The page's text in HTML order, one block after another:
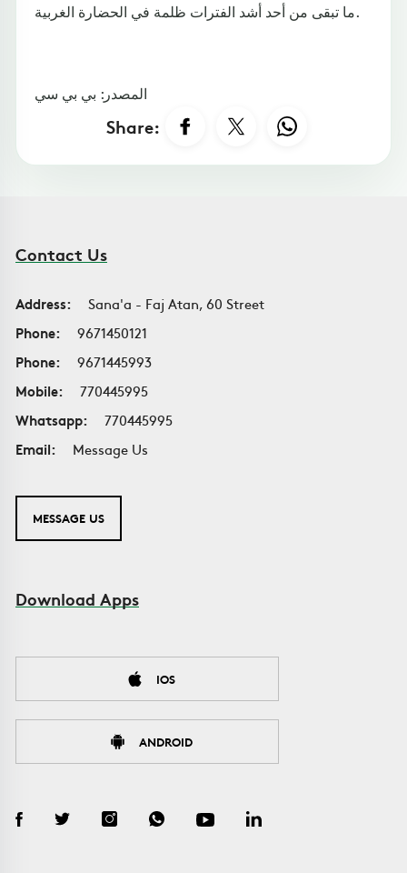
ما تبقى من أحد أشد الفترات ظلمة في الحضارة الغربية.
المصدر: بي بي سي
Share:
Contact Us
Address:
Sana'a - Faj Atan, 60 Street
Phone:
9671450121
Phone:
9671445993
Mobile:
770445995
Whatsapp:
770445995
Email:
Message Us
MESSAGE US
Download Apps
IOS
ANDROID